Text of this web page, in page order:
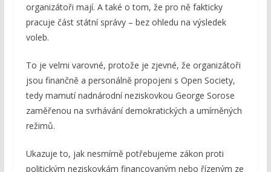
organizátoři mají. A také o tom, že pro ně fakticky
pracuje část státní správy – bez ohledu na výsledek
voleb.
To je velmi varovné, protože je zjevné, že organizátoři
jsou finančně a personálně propojeni s Open Society,
tedy mamutí nadnárodní neziskovkou George Sorose
zaměřenou na svrhávání demokratických a umírněných
režimů.
Ukazuje to, jak nesmírně potřebujeme zákon proti
politickým neziskovkám financovaným nebo řízeným ze